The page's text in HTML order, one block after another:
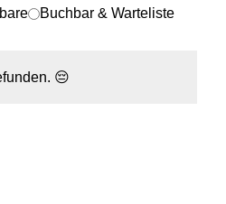
Buchbar & Warteliste
😔